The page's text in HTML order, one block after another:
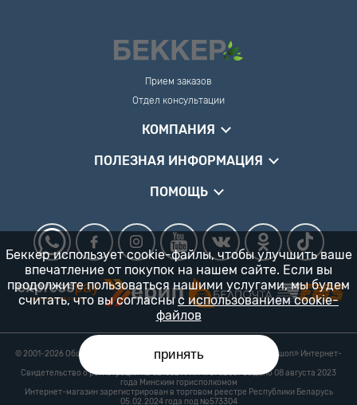
Прием заказов
Отдел консультации
КОМПАНИЯ
ПОЛЕЗНАЯ ИНФОРМАЦИЯ
ПОМОЩЬ
© 2001-2026 Общество с ограниченной ответственностью «Гарденшоп» Интернет-
магазин «БЕККЕР™» 24/7
Свидетельство о регистрации № 0218821 УНП 193702687 выдано 08 августа 2023
года Минским горисполкомом
Интернет-магазин зарегистрирован в торговом реестре Республики Беларусь
05.02.2024 года под №573304
Беккер использует cookie-файлы, чтобы улучшить ваше
впечатление от покупок на нашем сайте. Если вы
продолжите пользоваться нашими услугами, мы будем
считать, что вы согласны с использованием cookie-
файлов
принять